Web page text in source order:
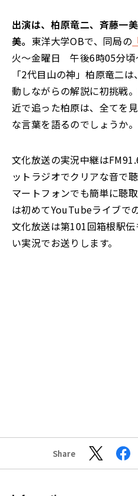
出演は、柏原竜二、斉藤一
美。 東洋大学OBで、同局の
火～金曜日 午後6時05分頃
「2代目山の神」柏原竜二
動しながらの解説に初挑戦
近で追った柏原は、全てを
な言葉を語るのでしょうか。
文化放送の実況中継は
ットラジオでクリアな音で
マートフォンでも簡単に聴
は初めてYouTubeライブで
文化放送は第101回箱根駅
い実況でお送りします。
Share